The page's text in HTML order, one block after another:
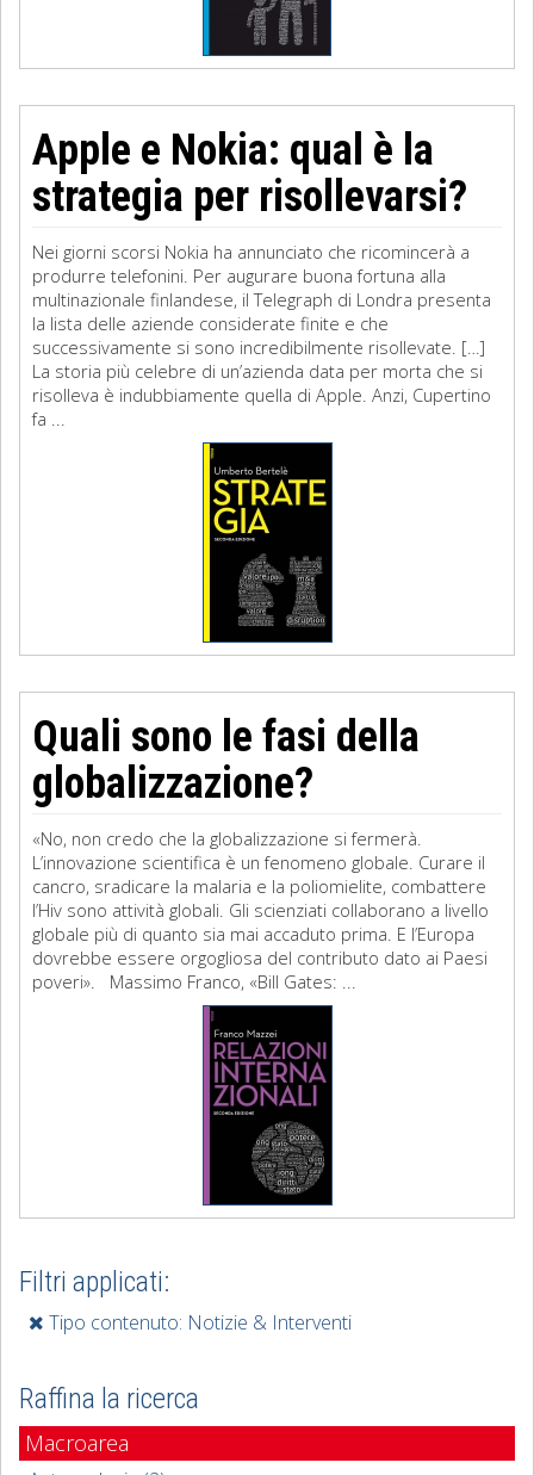
Apple e Nokia: qual è la
strategia per risollevarsi?
Nei giorni scorsi Nokia ha annunciato che ricomincerà a
produrre telefonini. Per augurare buona fortuna alla
multinazionale finlandese, il Telegraph di Londra presenta
la lista delle aziende considerate finite e che
successivamente si sono incredibilmente risollevate. […]
La storia più celebre di un’azienda data per morta che si
risolleva è indubbiamente quella di Apple. Anzi, Cupertino
fa ...
Quali sono le fasi della
globalizzazione?
«No, non credo che la globalizzazione si fermerà.
L’innovazione scientifica è un fenomeno globale. Curare il
cancro, sradicare la malaria e la poliomielite, combattere
l’Hiv sono attività globali. Gli scienziati collaborano a livello
globale più di quanto sia mai accaduto prima. E l’Europa
dovrebbe essere orgogliosa del contributo dato ai Paesi
poveri». Massimo Franco, «Bill Gates: ...
Filtri applicati:
Tipo contenuto: Notizie & Interventi
Raffina la ricerca
Macroarea